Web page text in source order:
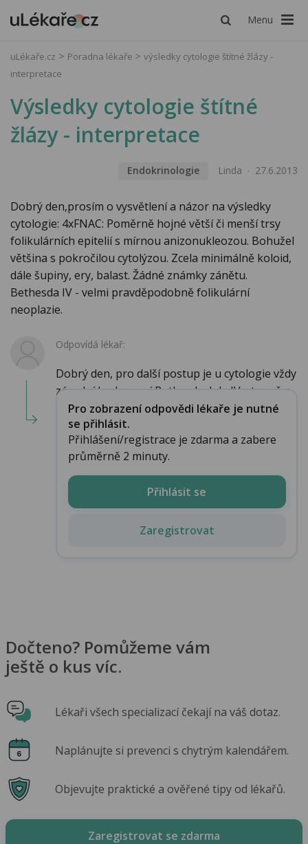
Menu
uLékaře.cz Poradna lékaře
výsledky cytologie štítné žlázy -
interpretace
Výsledky cytologie štítné
žlázy - interpretace
Endokrinologie Linda 27.6.2013
Dobrý den,prosím o vysvětlení a názor na výsledky
cytologie: 4xFNAC: Poměrně hojné větší či menší trsy
folikulárních epitelií s mírnou anizonukleozou. Bohužel
většina s pokročilou cytolýzou. Zcela minimálně koloid,
dále šupiny, ery, balast. Žádné známky zánětu.
Bethesda IV - velmi pravděpodobně folikulární
neoplazie.
Odpovídá lékař:
Dobrý den, pro další postup je u cytologie vždy
zásadní hodnocení Bethesda, kde IV. stupeň z...
Pro zobrazení odpovědi lékaře je nutné
se přihlásit.
Přihlášení/registrace je zdarma a zabere
průměrně 2 minuty.
Přihlásit se
Zaregistrovat
Dočteno? Pomůžeme vám
ještě o kus víc.
Lékaři všech specializací čekají na váš dotaz.
Naplánujte si prevenci s chytrým kalendářem.
Objevujte praktické a ověřené tipy od lékařů.
Zaregistrovat se zdarma